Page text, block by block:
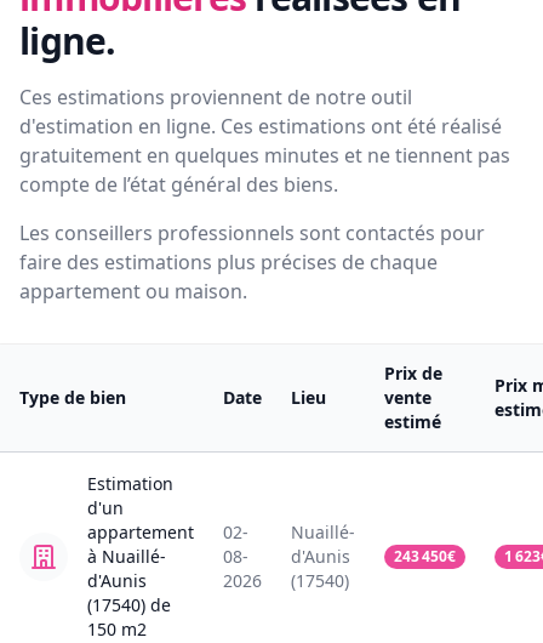
ligne.
Ces estimations proviennent de notre outil
d'estimation en ligne. Ces estimations ont été réalisé
gratuitement en quelques minutes et ne tiennent pas
compte de l’état général des biens.
Les conseillers professionnels sont contactés pour
faire des estimations plus précises de chaque
appartement ou maison.
Type de bien Date Lieu
Prix de
vente
estimé
Prix
Estimation
d'un
appartement
à Nuaillé-
d'Aunis
(17540) de
150 m2
02-
08-
2026
Nuaillé-
d'Aunis
(17540)
243 450€ 1 623